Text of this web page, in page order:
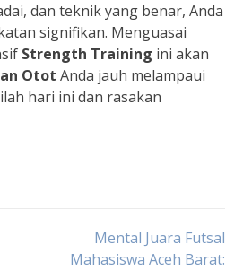
dan teknik yang benar, Anda
signifikan. Menguasai
Strength Training ini akan
Otot Anda jauh melampaui
hari ini dan rasakan
Mental Juara Futsal
Mahasiswa Aceh Barat: